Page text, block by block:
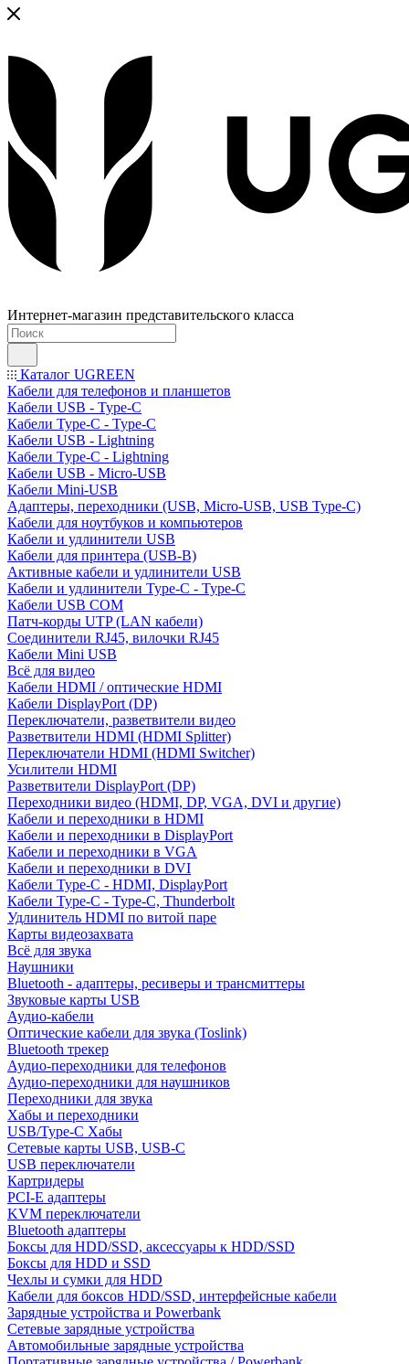
Интернет-магазин представительского класса
Каталог UGREEN
Кабели для телефонов и планшетов
Кабели USB - Type-C
Кабели Type-C - Type-C
Кабели USB - Lightning
Кабели Type-C - Lightning
Кабели USB - Micro-USB
Кабели Mini-USB
Адаптеры, переходники (USB, Micro-USB, USB Type-C)
Кабели для ноутбуков и компьютеров
Кабели и удлинители USB
Кабели для принтера (USB-B)
Активные кабели и удлинители USB
Кабели и удлинители Type-C - Type-C
Кабели USB COM
Патч-корды UTP (LAN кабели)
Соединители RJ45, вилочки RJ45
Кабели Mini USB
Всё для видео
Кабели HDMI / оптические HDMI
Кабели DisplayPort (DP)
Переключатели, разветвители видео
Разветвители HDMI (HDMI Splitter)
Переключатели HDMI (HDMI Switcher)
Усилители HDMI
Разветвители DisplayPort (DP)
Переходники видео (HDMI, DP, VGA, DVI и другие)
Кабели и переходники в HDMI
Кабели и переходники в DisplayPort
Кабели и переходники в VGA
Кабели и переходники в DVI
Кабели Type-C - HDMI, DisplayPort
Кабели Type-C - Type-C, Thunderbolt
Удлинитель HDMI по витой паре
Карты видеозахвата
Всё для звука
Наушники
Bluetooth - адаптеры, ресиверы и трансмиттеры
Звуковые карты USB
Аудио-кабели
Оптические кабели для звука (Toslink)
Bluetooth трекер
Аудио-переходники для телефонов
Аудио-переходники для наушников
Переходники для звука
Хабы и переходники
USB/Type-C Хабы
Сетевые карты USB, USB-C
USB переключатели
Картридеры
PCI-E адаптеры
KVM переключатели
Bluetooth адаптеры
Боксы для HDD/SSD, аксессуары к HDD/SSD
Боксы для HDD и SSD
Чехлы и сумки для HDD
Кабели для боксов HDD/SSD, интерфейсные кабели
Зарядные устройства и Powerbank
Сетевые зарядные устройства
Автомобильные зарядные устройства